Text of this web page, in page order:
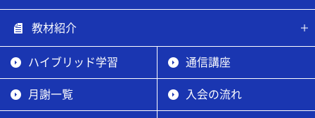
教材紹介
ハイブリッド学習 通信講座
月謝一覧 入会の流れ